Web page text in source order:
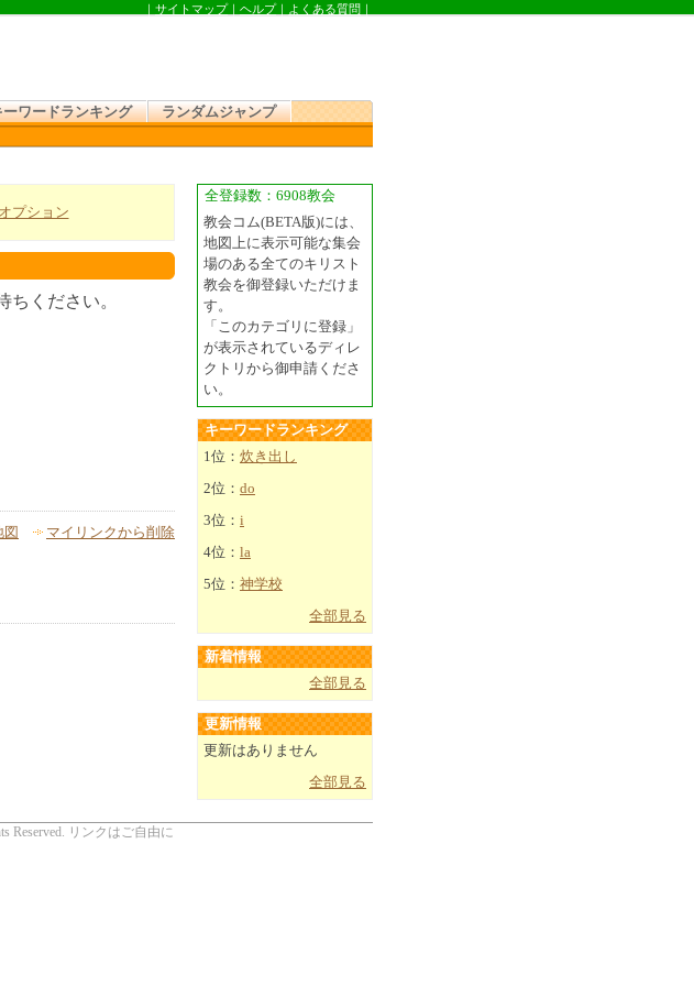
｜ サイトマップ｜ ヘルプ｜ よくある質問 ｜
ーワードランキング ランダムジャンプ
プション
ください。
図 マイリンクから削除
全登録数：6908教会
教会コム(BETA版)には、
地図上に表示可能な集会
場のある全てのキリスト
教会を御登録いただけま
す。
「このカテゴリに登録」
が表示されているディレ
クトリから御申請くださ
い。
キーワードランキング
1位： 炊き出し
2位： do
3位： i
4位： la
5位： 神学校
全部見る
新着情報
全部見る
更新情報
更新はありません
全部見る
Reserved. リンクはご自由に